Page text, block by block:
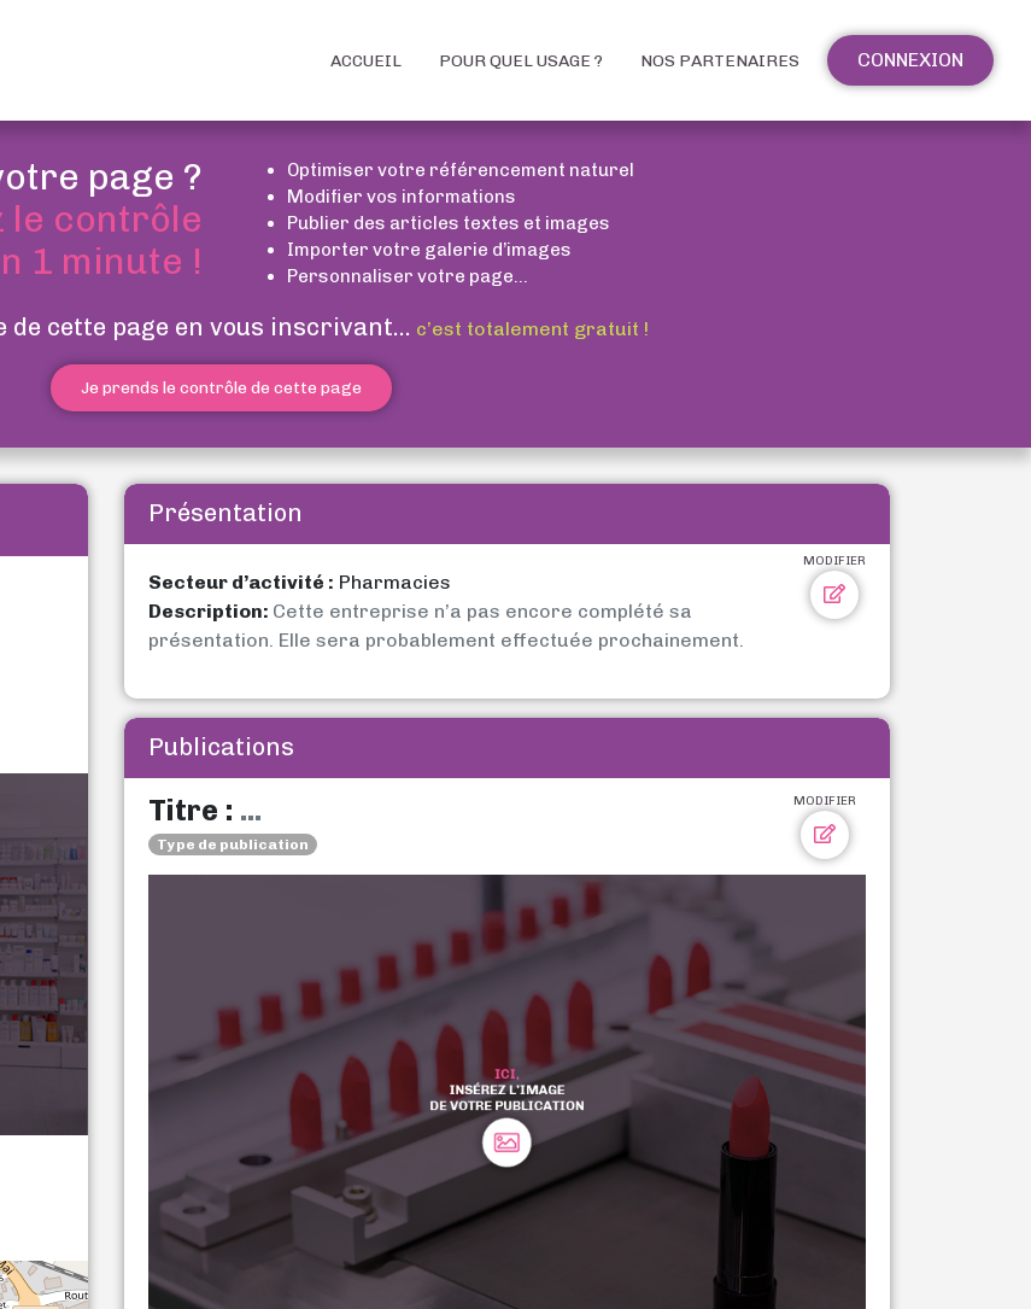
ACCUEIL POUR QUEL USAGE ? NOS PARTENAIRES CONNEXION
page ?
le contrôle
1 minute !
Optimiser votre référencement naturel
Modifier vos informations
Publier des articles textes et images
Importer votre galerie d’images
Personnaliser votre page...
de cette page en vous inscrivant... c’est totalement gratuit !
Je prends le contrôle de cette page
Présentation
MODIFIER
Secteur d’activité : Pharmacies
Description: Cette entreprise n’a pas encore complété sa
présentation. Elle sera probablement effectuée prochainement.
Publications
MODIFIER
Titre : ...
Type de publication